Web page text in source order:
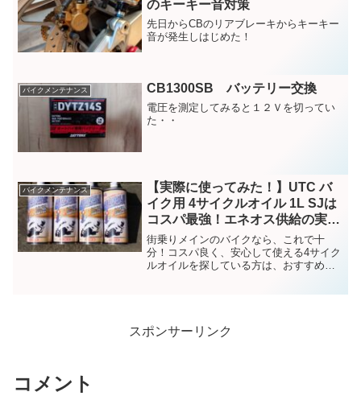
のキーキー音対策
先日からCBのリアブレーキからキーキー
音が発生しはじめた！
バイクメンテナンス CB1300SB バッテリー交換
電圧を測定してみると１２Ｖを切ってい
た・・
バイクメンテナンス
【実際に使ってみた！】UTC バ
イク用 4サイクルオイル 1L SJは
コスパ最強！エネオス供給の実力
をレビュー！
街乗りメインのバイクなら、これで十
分！コスパ良く、安心して使える4サイク
ルオイルを探している方は、おすすめの
スポンサーリンク
コメント